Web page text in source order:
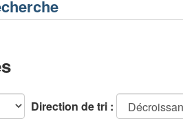
Direction de tri :